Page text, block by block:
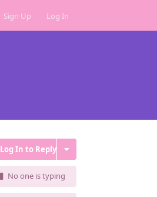
Sign Up Log In
Log In to Reply
No one is typing